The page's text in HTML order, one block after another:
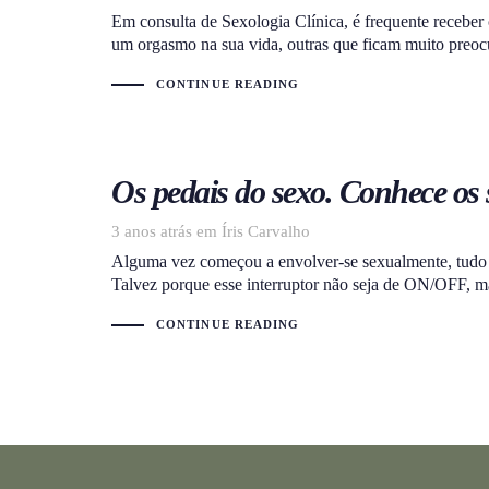
Em consulta de Sexologia Clínica, é frequente
um orgasmo na sua vida, outras que ficam muito
CONTINUE READING
Os pedais do sexo. Conhece
3 anos atrás em
Tags Íris Carvalho
Alguma vez começou a envolver-se sexualmente,
Talvez porque esse interruptor não seja de ON/OFF,
CONTINUE READING